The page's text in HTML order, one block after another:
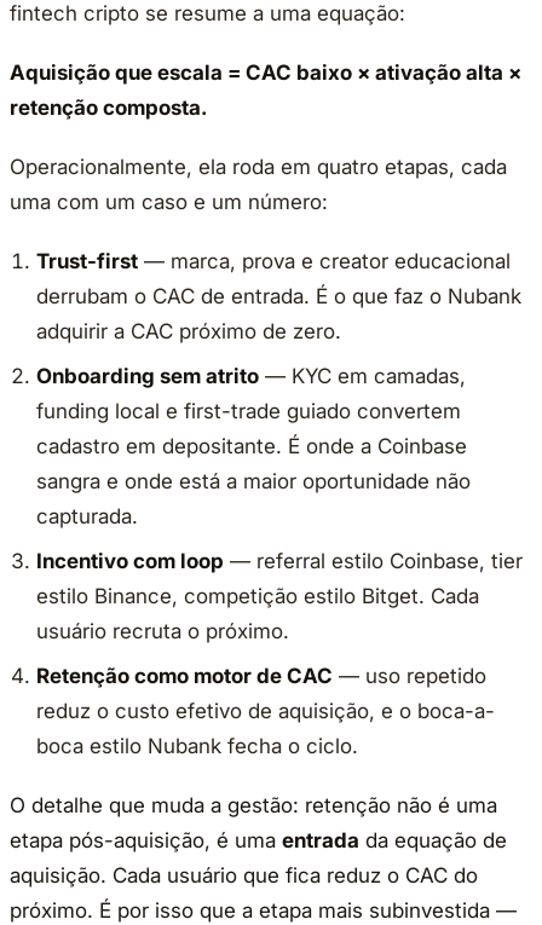
fintech cripto se resume a uma equação:
Aquisição que escala = CAC baixo × ativação alta ×
retenção composta.
Operacionalmente, ela roda em quatro etapas, cada
uma com um caso e um número:
Trust-first — marca, prova e creator educacional
derrubam o CAC de entrada. É o que faz o Nubank
adquirir a CAC próximo de zero.
Onboarding sem atrito — KYC em camadas,
funding local e first-trade guiado convertem
cadastro em depositante. É onde a Coinbase
sangra e onde está a maior oportunidade não
capturada.
Incentivo com loop — referral estilo Coinbase, tier
estilo Binance, competição estilo Bitget. Cada
usuário recruta o próximo.
Retenção como motor de CAC — uso repetido
reduz o custo efetivo de aquisição, e o boca-a-
boca estilo Nubank fecha o ciclo.
O detalhe que muda a gestão: retenção não é uma
etapa pós-aquisição, é uma entrada da equação de
aquisição. Cada usuário que fica reduz o CAC do
próximo. É por isso que a etapa mais subinvestida —